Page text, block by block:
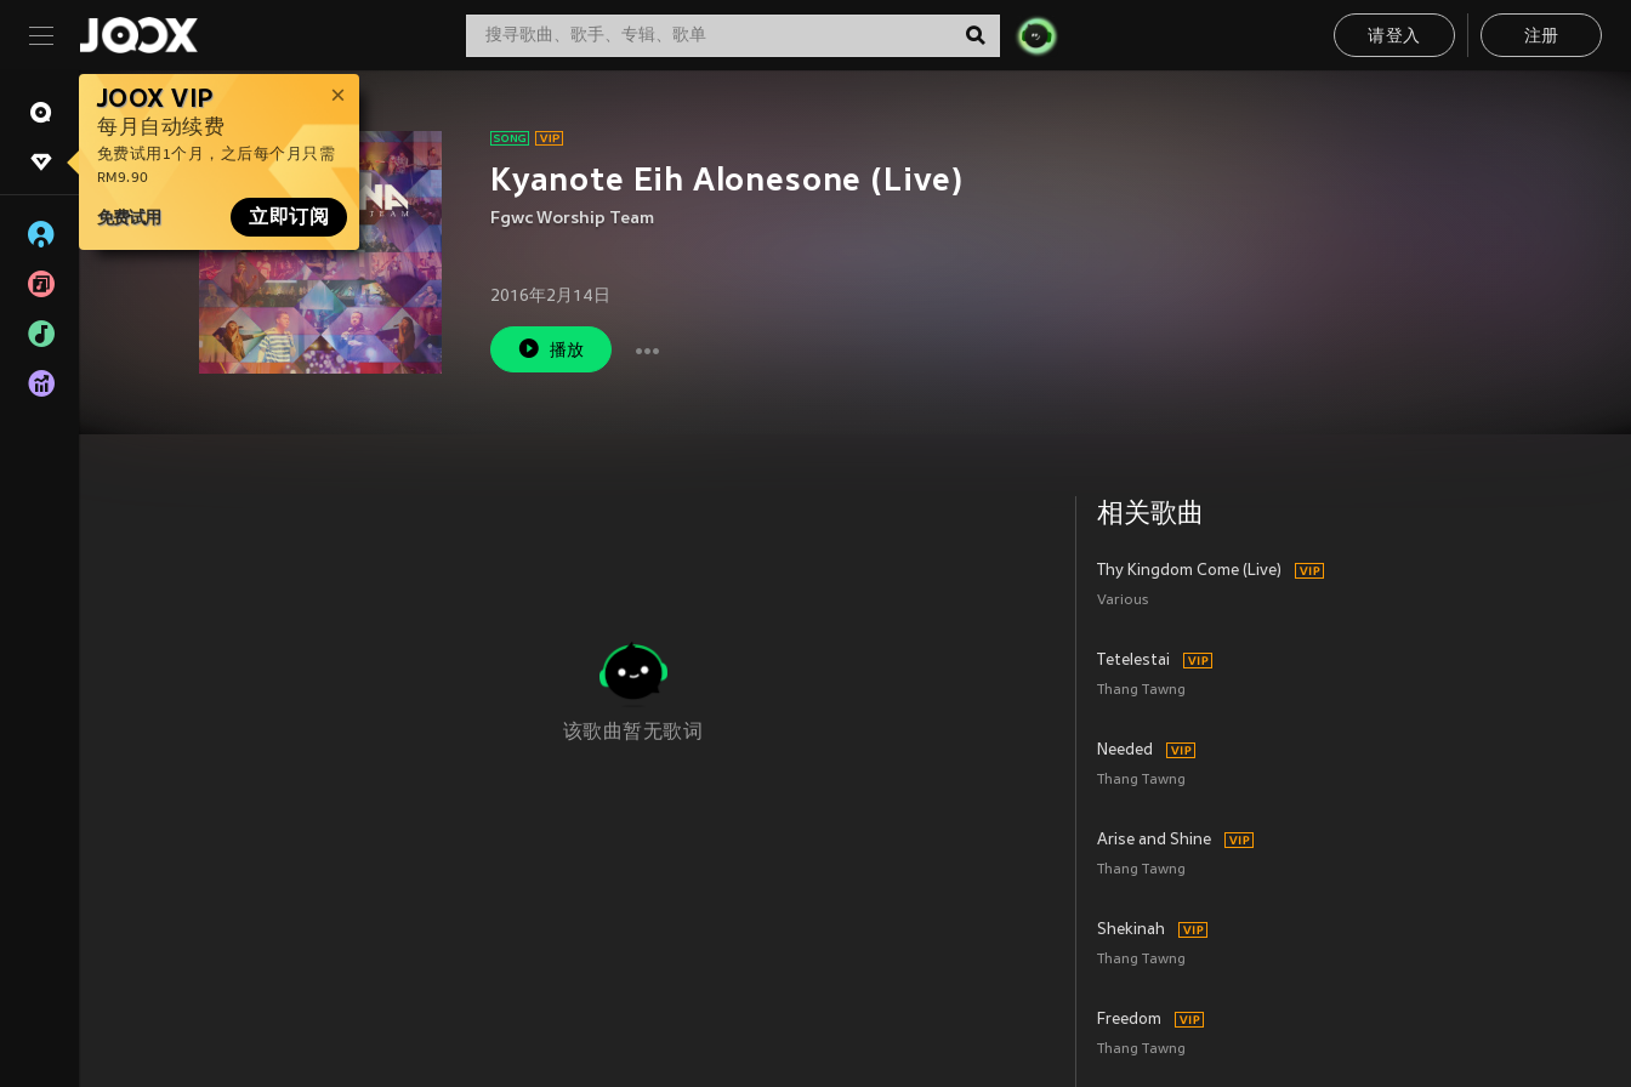
请登入 注册
JOOX VIP
每月自动续费
免费试用1个月，之后每个月只需
RM9.90
免费试用 立即订阅
Kyanote Eih Alonesone (Live)
Fgwc Worship Team
2016年2月14日
播放
该歌曲暂无歌词
相关歌曲
Thy Kingdom Come (Live)
Various
Tetelestai
Thang Tawng
Needed
Thang Tawng
Arise and Shine
Thang Tawng
Shekinah
Thang Tawng
Freedom
Thang Tawng